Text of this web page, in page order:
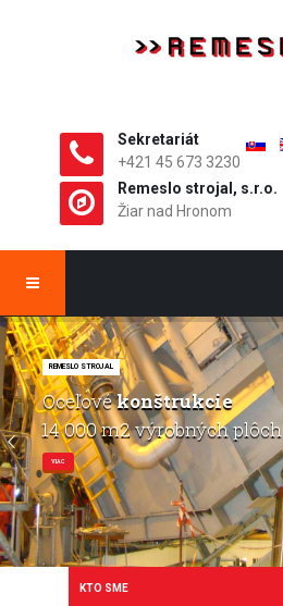
Sekretariát
+421 45 673 3230
Remeslo strojal, s.r.o.
Žiar nad Hronom
REMESLO STROJAL
Oceľovékonštrukcie
14 000 m2 výrobných plôch
VIAC
KTO SME